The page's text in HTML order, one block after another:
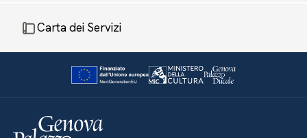
Carta dei Servizi